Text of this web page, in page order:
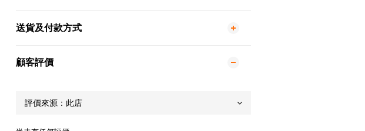
送貨及付款方式
顧客評價